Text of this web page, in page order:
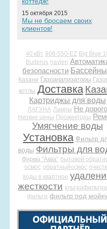
15 октября 2015
Мы не бросаем своих
клиентов!
40 кВт 808-550-EZ Big Blue
Buderus navien
безопасности Бассейны
Казани Газоанализаторы
котлы Доставка
Картриджы для воды
ЛАГУНА Лампы Не дорого
Низкие цены Прожекторы
Умягчение воды
Установка Фильтр
воды Фильтры для
Фирма "Аква" бытовой
осмос обратныйосмос
воды в квартире
жесткости
фильтр фильтр под мойку